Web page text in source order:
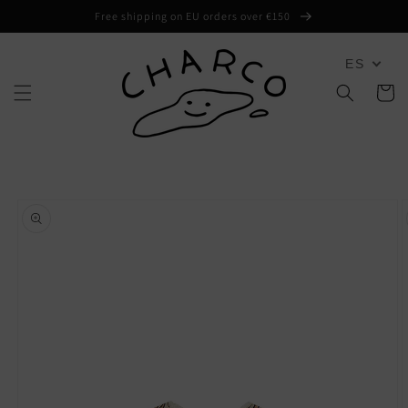
directamente
al contenido
Free shipping on EU orders over €150
Carrito
información
del producto
ES